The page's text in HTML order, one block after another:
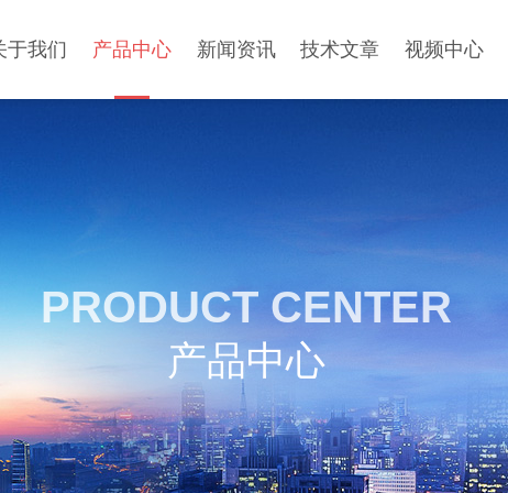
于我们 产品中心 新闻资讯 技术文章 视频中心
PRODUCT CENTER
产品中心